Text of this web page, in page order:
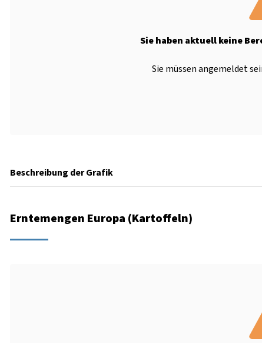
Sie haben aktuell keine
Sie müssen angemeldet
Beschreibung der Grafik
Erntemengen Europa (Kartoffeln)